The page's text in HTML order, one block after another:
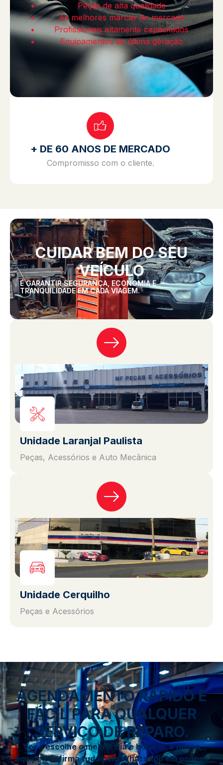
Peças de alta qualidade
As melhores marcas do mercado
Profissionais altamente capacitados
Equipamentos de última geração
+ DE 60 ANOS DE MERCADO
Compromisso com o cliente.
CUIDAR BEM DO SEU
VEÍCULO
É GARANTIR SEGURANÇA, ECONOMIA E
TRANQUILIDADE EM CADA VIAGEM.
Unidade Laranjal Paulista
Peças, Acessórios e Auto Mecânica
Unidade Cerquilho
Peças e Acessórios
AGENDAMENTO RÁPIDO E
FÁCIL PARA QUALQUER
SERVIÇO DE REPARO.
Você escolhe o melhor dia e horário, e nossa
equipe confirma tudo pelo WhatsApp em poucos